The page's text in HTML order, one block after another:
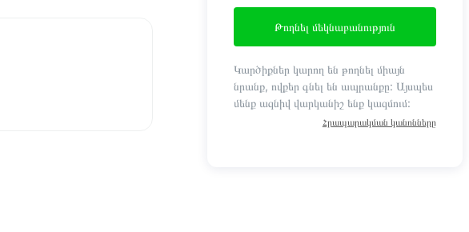
Թողնել մեկնաբանություն
Կարծիքներ կարող են թողնել միայն
նրանք, ովքեր գնել են ապրանքը: Այսպես
մենք ազնիվ վարկանիշ ենք կազմում:
Հրապարակման կանոնները